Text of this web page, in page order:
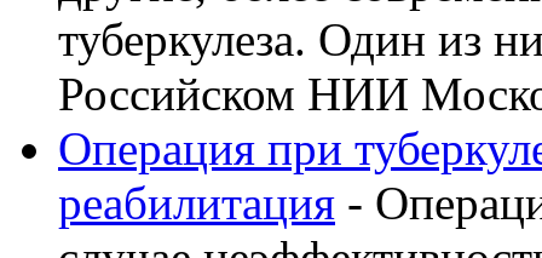
туберкулеза. Один из
Российском НИИ
Операция при
реабилитация -